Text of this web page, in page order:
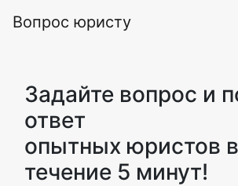
Вопрос юристу
Задайте вопрос и
ответ
опытных юристов в
течение 5 минут!